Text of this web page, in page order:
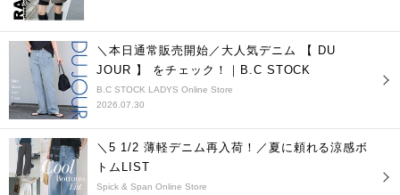
＼本日通常販売開始／大人気デニム 【 DU
JOUR 】 をチェック！｜B.C STOCK
B.C STOCK LADYS Online Store
2026.07.30
＼5 1/2 薄軽デニム再入荷！／夏に頼れる涼感ボ
トムLIST
Spick & Span Online Store